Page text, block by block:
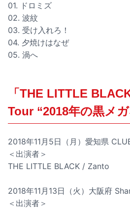
01. ドロミズ
02. 波紋
03. 受け入れろ！
04. 夕焼けはなぜ
05. 渦へ
「THE LITTLE
Tour “2018年の黒メ
2018年11月5日（月）愛知県
＜出演者＞
THE LITTLE BLACK / Zanto
2018年11月13日（火）大阪府
＜出演者＞